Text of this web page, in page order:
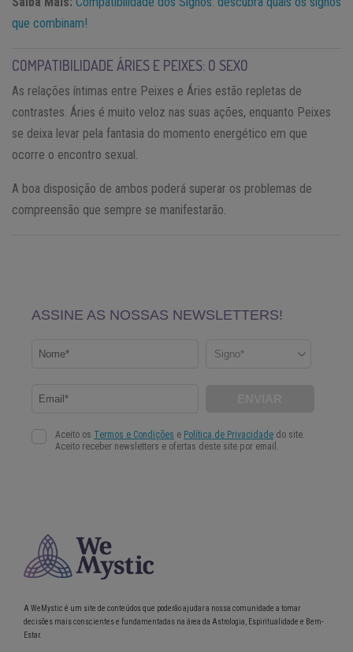
que combinam!
COMPATIBILIDADE ÁRIES E PEIXES: O SEXO
As relações íntimas entre Peixes e Áries estão repletas de
contrastes. Áries é muito veloz nas suas ações, enquanto Peixes
se deixa levar pela fantasia do momento energético em que
ocorre o encontro sexual.
A boa disposição de ambos poderá superar os problemas de
compreensão que sempre se manifestarão.
A WeMystic é um site de conteúdos que poderão ajudar a nossa comunidade a tomar
decisões mais conscientes e fundamentadas na área da Astrologia, Espiritualidade e Bem-
Estar.